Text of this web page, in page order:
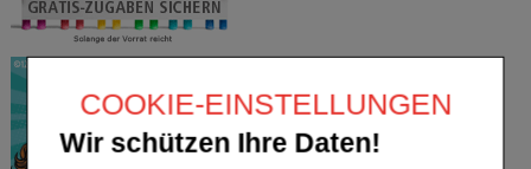
COOKIE-EINSTELLUNGEN
Wir schützen Ihre Daten!